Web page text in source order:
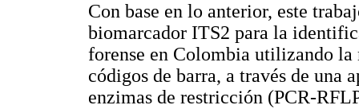
Con base en lo anterior, este
biomarcador ITS2 para la
forense en Colombia utilizando la
códigos de barra, a través de
enzimas de restricción (PCR-